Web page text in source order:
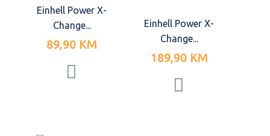
Einhell Power X-
Change...
89,90 KM
Einhell Power X-
Change...
189,90 KM